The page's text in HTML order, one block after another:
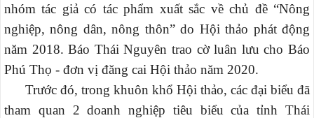
nhóm tác giả có tác phẩm xuất sắc về chủ đề “Nông
nghiệp, nông dân, nông thôn” do Hội thảo phát động
năm 2018. Báo Thái Nguyên trao cờ luân lưu cho Báo
Phú Thọ - đơn vị đăng cai Hội thảo năm 2020.
Trước đó, trong khuôn khổ Hội thảo, các đại biểu đã
tham quan 2 doanh nghiệp tiêu biểu của tỉnh Thái